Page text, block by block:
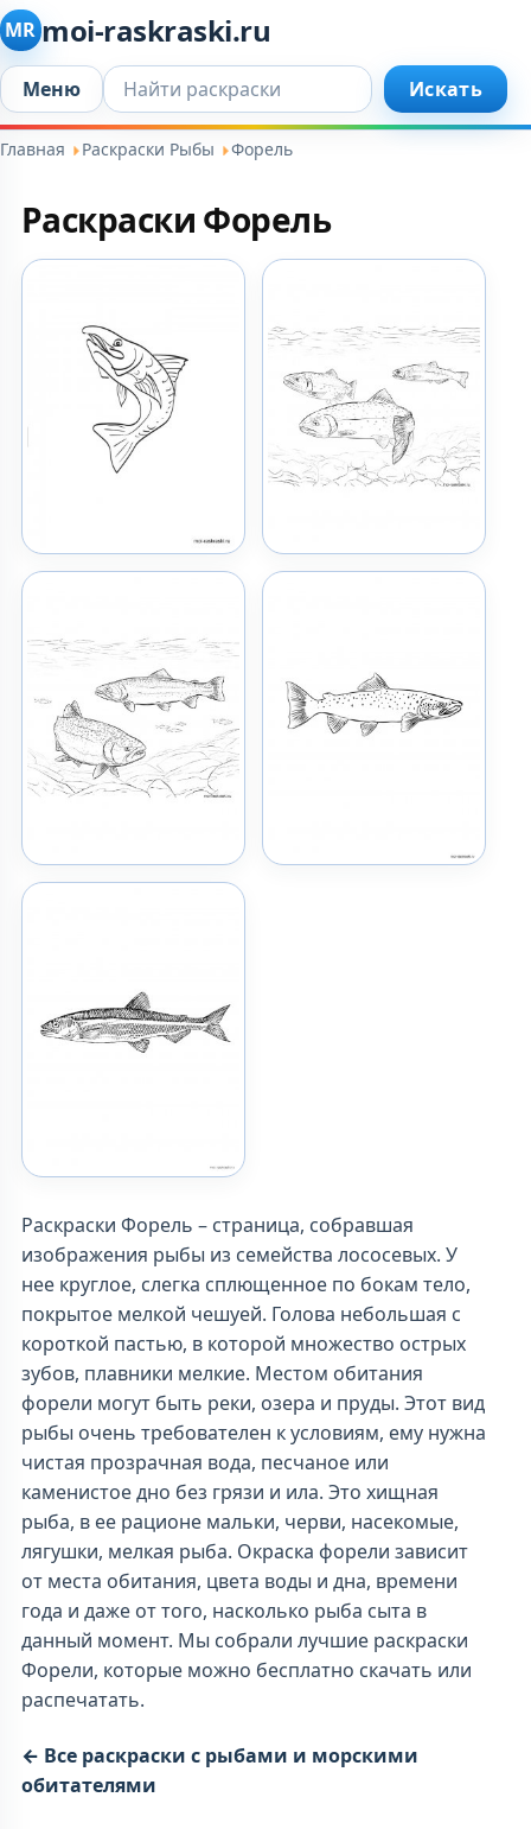
MR moi-raskraski.ru
Меню Искать... Искать
Главная Раскраски Рыбы Форель
Раскраски Форель
Раскраски Форель – страница, собравшая
изображения рыбы из семейства лососевых. У
нее круглое, слегка сплющенное по бокам тело,
покрытое мелкой чешуей. Голова небольшая с
короткой пастью, в которой множество острых
зубов, плавники мелкие. Местом обитания
форели могут быть реки, озера и пруды. Этот вид
рыбы очень требователен к условиям, ему нужна
чистая прозрачная вода, песчаное или
каменистое дно без грязи и ила. Это хищная
рыба, в ее рационе мальки, черви, насекомые,
лягушки, мелкая рыба. Окраска форели зависит
от места обитания, цвета воды и дна, времени
года и даже от того, насколько рыба сыта в
данный момент. Мы собрали лучшие раскраски
Форели, которые можно бесплатно скачать или
распечатать.
← Все раскраски с рыбами и морскими
обитателями